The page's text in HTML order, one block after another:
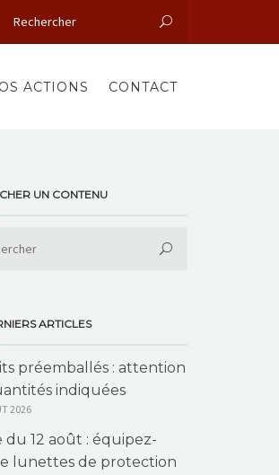
ACTIONS CONTACT
UN CONTENU
ARTICLES
préemballés : attention
indiquées
2026
du 12 août : équipez-
lunettes de protection